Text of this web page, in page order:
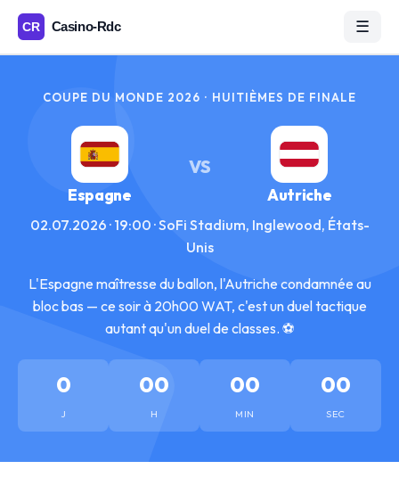
☰
COUPE DU MONDE 2026 · HUITIÈMES DE FINALE
Espagne
VS
Autriche
02.07.2026 · 19:00 · SoFi Stadium, Inglewood, États-
Unis
L'Espagne maîtresse du ballon, l'Autriche condamnée au
bloc bas — ce soir à 20h00 WAT, c'est un duel tactique
autant qu'un duel de classes. ⚽
0
J
00
H
00
MIN
00
SEC